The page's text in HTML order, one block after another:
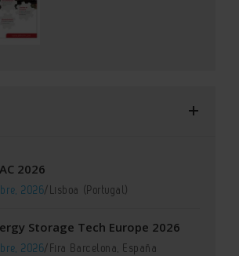
2026
2026/Lisboa (Portugal)
Storage Tech Europe 2026
2026/Fira Barcelona, España